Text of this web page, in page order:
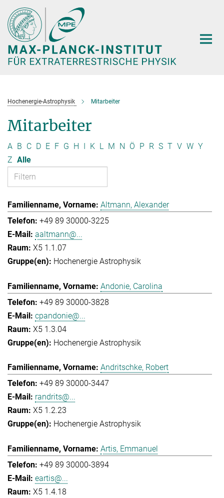
Hauptinhalt
Hochenergie-Astrophysik Mitarbeiter
Mitarbeiter
A B C D E F G H I K L M N Ö P R S T V W Y
Z Alle
Altmann, Alexander
+49 89 30000-3225
aaltmann@...
X5 1.1.07
Hochenergie Astrophysik
Andonie, Carolina
+49 89 30000-3828
cpandonie@...
X5 1.3.04
Hochenergie Astrophysik
Andritschke, Robert
+49 89 30000-3447
randrits@...
X5 1.2.23
Hochenergie Astrophysik
Artis, Emmanuel
+49 89 30000-3894
eartis@...
X5 1.4.18